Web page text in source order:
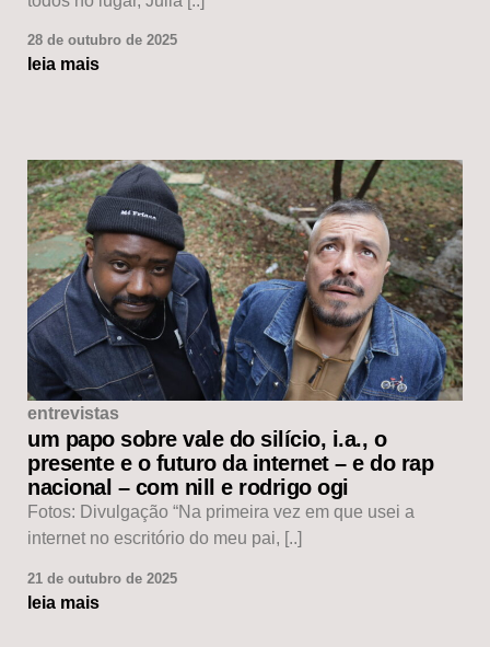
28 de outubro de 2025
leia mais
entrevistas
um papo sobre vale do silício, i.a., o
presente e o futuro da internet – e do rap
nacional – com nill e rodrigo ogi
Fotos: Divulgação “Na primeira vez em que usei a
internet no escritório do meu pai, [..]
21 de outubro de 2025
leia mais